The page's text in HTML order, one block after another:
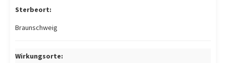
Sterbeort:
Braunschweig
Wirkungsorte: